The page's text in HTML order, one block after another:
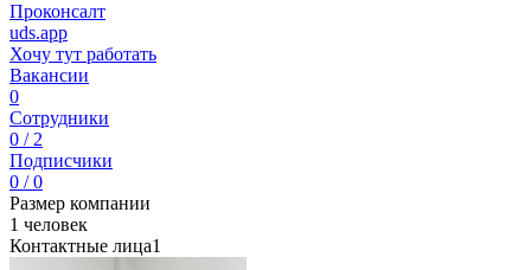
Проконсалт
uds.app
Хочу тут работать
Вакансии
0
Сотрудники
0 / 2
Подписчики
0 / 0
Размер компании
1 человек
Контактные лица1